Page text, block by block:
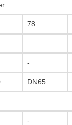
78
-
DN65
-